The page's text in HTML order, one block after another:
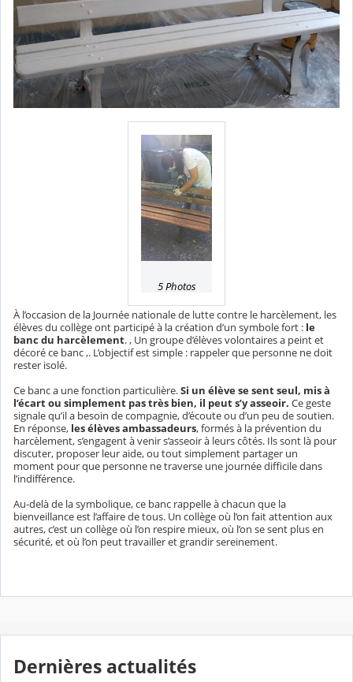
5 Photos
À l’occasion de la Journée nationale de lutte contre le harcèlement, les
élèves du collège ont participé à la création d’un symbole fort : le
banc du harcèlement. , Un groupe d’élèves volontaires a peint et
décoré ce banc ,. L’objectif est simple : rappeler que personne ne doit
rester isolé.
Ce banc a une fonction particulière.Si un élève se sent seul, mis à
l’écart ou simplement pas très bien, il peut s’y asseoir. Ce geste
signale qu’il a besoin de compagnie, d’écoute ou d’un peu de soutien.
En réponse, les élèves ambassadeurs, formés à la prévention du
harcèlement, s’engagent à venir s’asseoir à leurs côtés. Ils sont là pour
discuter, proposer leur aide, ou tout simplement partager un
moment pour que personne ne traverse une journée difficile dans
l’indifférence.
Au-delà de la symbolique, ce banc rappelle à chacun que la
bienveillance est l’affaire de tous. Un collège où l’on fait attention aux
autres, c’est un collège où l’on respire mieux, où l’on se sent plus en
sécurité, et où l’on peut travailler et grandir sereinement.
Dernières actualités